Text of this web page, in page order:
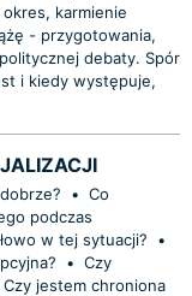
karmienie
- przygotowania,
debaty. Spór
i kiedy występuje,
• Co
podczas
w tej sytuacji?
•
• Czy
Czy jestem chroniona